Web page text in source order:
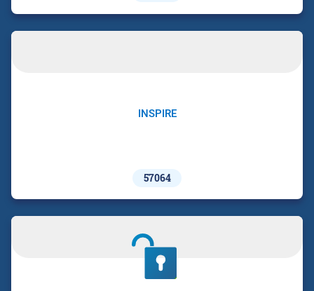
INSPIRE
57064